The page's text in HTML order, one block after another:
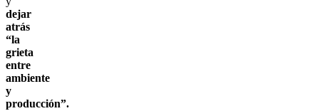
dejar
atrás
“la
grieta
entre
ambiente
y
producción”.